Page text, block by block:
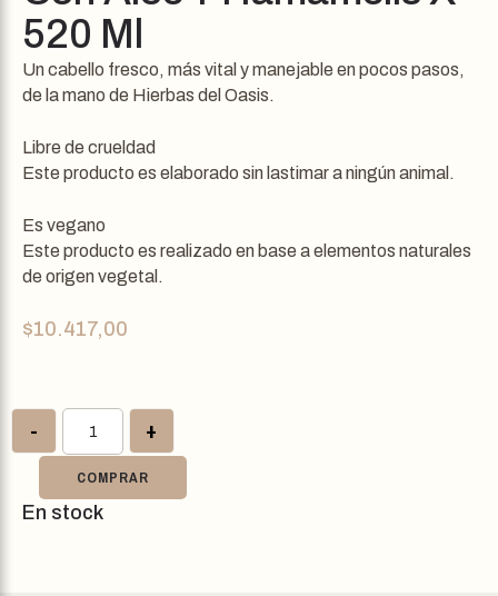
520 Ml
Un cabello fresco, más vital y manejable en pocos pasos,
de la mano de Hierbas del Oasis.
Libre de crueldad
Este producto es elaborado sin lastimar a ningún animal.
Es vegano
Este producto es realizado en base a elementos naturales
de origen vegetal.
$10.417,00
- +
COMPRAR
En stock